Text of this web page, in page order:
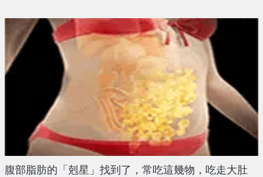
腹部脂肪的「剋星」找到了，常吃這幾物，吃走大肚